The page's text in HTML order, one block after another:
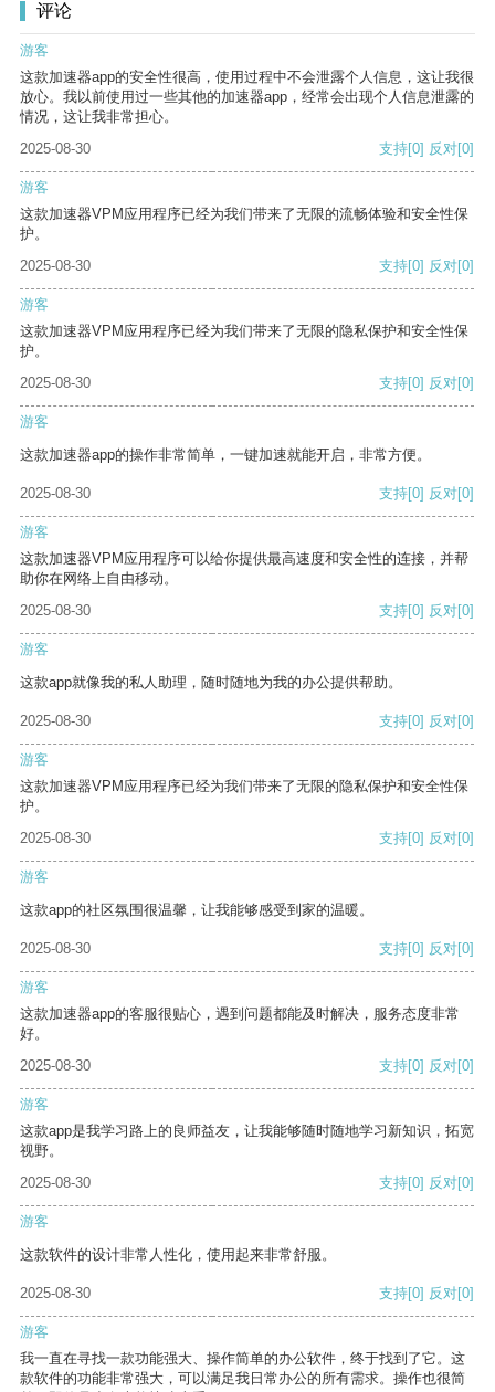
评论
游客
这款加速器app的安全性很高，使用过程中不会泄露个人信息，这让我很
放心。我以前使用过一些其他的加速器app，经常会出现个人信息泄露的
情况，这让我非常担心。
2025-08-30
支持[0] 反对[0]
游客
这款加速器VPM应用程序已经为我们带来了无限的流畅体验和安全性保
护。
2025-08-30
支持[0] 反对[0]
游客
这款加速器VPM应用程序已经为我们带来了无限的隐私保护和安全性保
护。
2025-08-30
支持[0] 反对[0]
游客
这款加速器app的操作非常简单，一键加速就能开启，非常方便。
2025-08-30 支持[0] 反对[0]
游客
这款加速器VPM应用程序可以给你提供最高速度和安全性的连接，并帮
助你在网络上自由移动。
2025-08-30
支持[0] 反对[0]
游客
这款app就像我的私人助理，随时随地为我的办公提供帮助。
2025-08-30 支持[0] 反对[0]
游客
这款加速器VPM应用程序已经为我们带来了无限的隐私保护和安全性保
护。
2025-08-30
支持[0] 反对[0]
游客
这款app的社区氛围很温馨，让我能够感受到家的温暖。
2025-08-30 支持[0] 反对[0]
游客
这款加速器app的客服很贴心，遇到问题都能及时解决，服务态度非常
好。
2025-08-30
支持[0] 反对[0]
游客
这款app是我学习路上的良师益友，让我能够随时随地学习新知识，拓宽
视野。
2025-08-30
支持[0] 反对[0]
游客
这款软件的设计非常人性化，使用起来非常舒服。
2025-08-30 支持[0] 反对[0]
游客
我一直在寻找一款功能强大、操作简单的办公软件，终于找到了它。这
款软件的功能非常强大，可以满足我日常办公的所有需求。操作也很简